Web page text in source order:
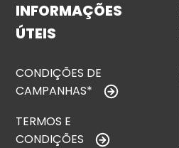
INFORMAÇÕES
ÚTEIS
CONDIÇÕES DE
CAMPANHAS*
TERMOS E
CONDIÇÕES